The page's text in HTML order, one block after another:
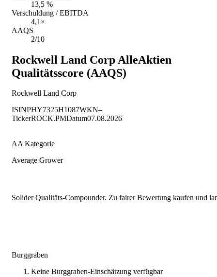
13,5 %
Verschuldung / EBITDA
4,1×
AAQS
2/10
Rockwell Land Corp AlleAktien
Qualitätsscore (AAQS)
Rockwell Land Corp
ISINPHY7325H1087WKN–
TickerROCK.PMDatum07.08.2026
AA Kategorie
Average Grower
Solider Qualitäts-Compounder. Zu fairer Bewertung kaufen und
Burggraben
Keine Burggraben-Einschätzung verfügbar